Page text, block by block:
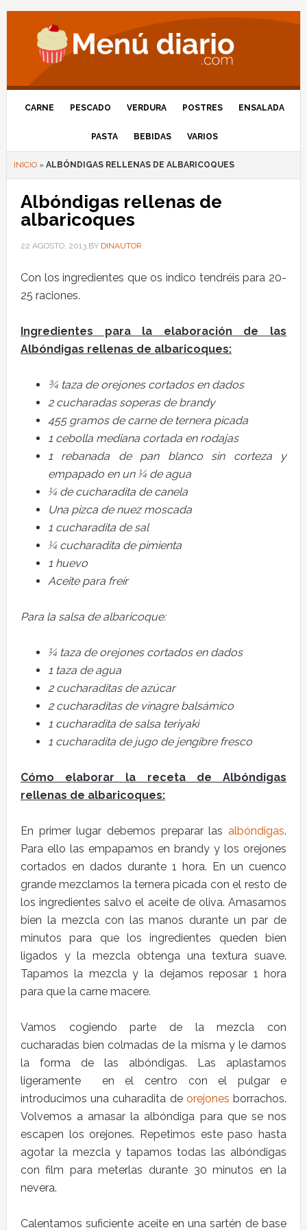
CARNE PESCADO VERDURA POSTRES ENSALADA
PASTA BEBIDAS VARIOS
INICIO» ALBÓNDIGAS RELLENAS DE ALBARICOQUES
Albóndigas rellenas de
albaricoques
22 AGOSTO, 2013BY DINAUTOR
Con los ingredientes que os indico tendréis para 20-
25 raciones.
Ingredientes para la elaboración de las
Albóndigas rellenas de albaricoques:
¾ taza de orejones cortados en dados
2 cucharadas soperas de brandy
455 gramos de carne de ternera picada
1 cebolla mediana cortada en rodajas
1 rebanada de pan blanco sin corteza y
empapado en un ¼ de agua
¼ de cucharadita de canela
Una pizca de nuez moscada
1 cucharadita de sal
¼ cucharadita de pimienta
1 huevo
Aceite para freír
Para la salsa de albaricoque:
¼ taza de orejones cortados en dados
1 taza de agua
2 cucharaditas de azúcar
2 cucharaditas de vinagre balsámico
1 cucharadita de salsa teriyaki
1 cucharadita de jugo de jengibre fresco
Cómo elaborar la receta de Albóndigas
rellenas de albaricoques:
En primer lugar debemos preparar lasalbóndigas.
Para ello las empapamos en brandy y los orejones
cortados en dados durante 1 hora. En un cuenco
grande mezclamos la ternera picada con el resto de
los ingredientes salvo el aceite de oliva. Amasamos
bien la mezcla con las manos durante un par de
minutos para que los ingredientes queden bien
ligados y la mezcla obtenga una textura suave.
Tapamos la mezcla y la dejamos reposar 1 hora
para que la carne macere.
Vamos cogiendo parte de la mezcla con
cucharadas bien colmadas de la misma y le damos
la forma de las albóndigas. Las aplastamos
ligeramente en el centro con el pulgar e
introducimos una cuharadita de orejones borrachos.
Volvemos a amasar la albóndiga para que se nos
escapen los orejones. Repetimos este paso hasta
agotar la mezcla y tapamos todas las albóndigas
con film para meterlas durante 30 minutos en la
nevera.
Calentamos suficiente aceite en una sartén de base